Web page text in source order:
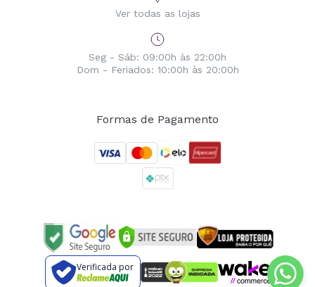
Ver todas as lojas
Seg - Sáb: 09:00h às 22:00h
Dom - Feriados: 10:00h às 20:00h
Formas de Pagamento
Verificada por